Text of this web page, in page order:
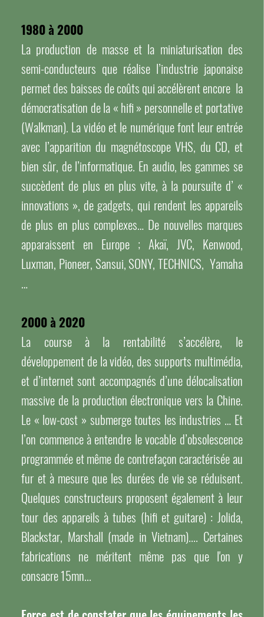
1980 à 2000
La production de masse et la miniaturisation des
semi-conducteurs que réalise l’industrie japonaise
permet des baisses de coûts qui accélèrent encore la
démocratisation de la « hifi » personnelle et portative
(Walkman). La vidéo et le numérique font leur entrée
avec l’apparition du magnétoscope VHS, du CD, et
bien sûr, de l’informatique. En audio, les gammes se
succèdent de plus en plus vite, à la poursuite d’ «
innovations », de gadgets, qui rendent les appareils
de plus en plus complexes… De nouvelles marques
apparaissent en Europe ; Akaï, JVC, Kenwood,
Luxman, Pioneer, Sansui, SONY, TECHNICS, Yamaha
…
2000 à 2020
La course à la rentabilité s’accélère, le
développement de la vidéo, des supports multimédia,
et d’internet sont accompagnés d’une délocalisation
massive de la production électronique vers la Chine.
Le « low-cost » submerge toutes les industries … Et
l’on commence à entendre le vocable d’obsolescence
programmée et même de contrefaçon caractérisée au
fur et à mesure que les durées de vie se réduisent.
Quelques constructeurs proposent également à leur
tour des appareils à tubes (hifi et guitare) : Jolida,
Blackstar, Marshall (made in Vietnam).... Certaines
fabrications ne méritent même pas que l'on y
consacre 15mn...